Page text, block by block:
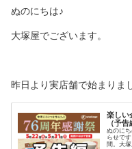
ぬのにちは♪
大塚屋でございます。
昨日より実店舗で始まりま
楽しい
（予
ぬのに
らせで
間。大